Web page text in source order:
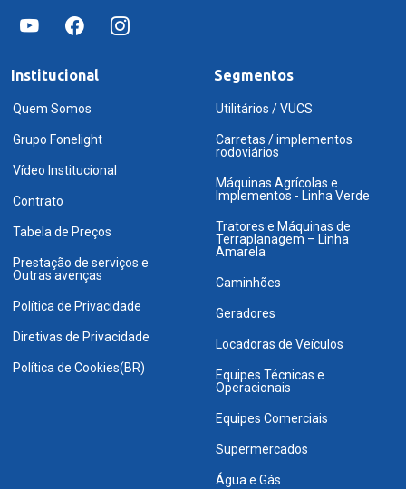
Institucional
Quem Somos
Grupo Fonelight
Vídeo Institucional
Contrato
Tabela de Preços
Prestação de serviços e
Outras avenças
Política de Privacidade
Diretivas de Privacidade
Política de Cookies(BR)
Segmentos
Utilitários / VUCS
Carretas / implementos
rodoviários
Máquinas Agrícolas e
Implementos - Linha Verde
Tratores e Máquinas de
Terraplanagem – Linha
Amarela
Caminhões
Geradores
Locadoras de Veículos
Equipes Técnicas e
Operacionais
Equipes Comerciais
Supermercados
Água e Gás